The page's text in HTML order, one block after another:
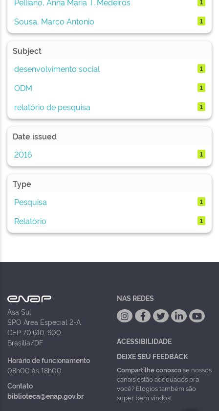
Sousa, Marco Antonio 1
Subject
desenvolvimento social
1
ODM 1
relatório de pesquisa 1
Date issued
2016
1
Type
Pesquisa
1
Relatório 1
Asa Sul
SPO Área Especial 2-A
CEP 70.610-900
Brasília/DF
Horário de funcionamento
08h00 às 18h00
Contato
biblioteca@enap.gov.br
NAS REDES
ACESSIBILIDADE
DEIXE SEU FEEDBACK
Compartilhe conoscose nossos
canais estão adequados pra
você? Elogios também são
super bem vindos!